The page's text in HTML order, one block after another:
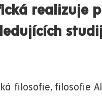
realizuje
filosofie, filosofie